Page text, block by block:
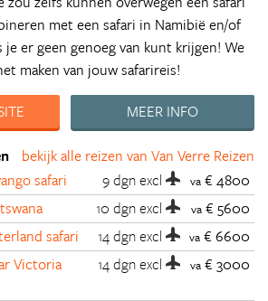
met een safari in Namibië en/of
je er geen genoeg van kunt krijgen! We
maken van jouw safarireis!
MEER INFO
bekijk alle reizen van Van Verre Reizen
safari
9 dgnexcl va € 4800
10 dgnexcl va € 5600
safari
14 dgnexcl va € 6600
Victoria
14 dgnexcl va € 3000